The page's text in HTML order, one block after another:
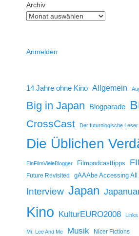
Archiv
Anmelden
14 Jahre ohne Kino Allgemein
Big in Japan Blogparade
CrossCast Der futurologische Leser
Die Üblichen
EinFilmVieleBlogger Filmpodcasttipps
Future Revisited
gAAAbe Accessing All
Interview Japan
Kino KulturEURO2008 Links
Mr. Lee And Me Musik Nicer Fictions